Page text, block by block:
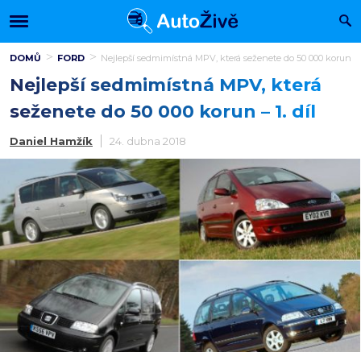
DOMŮ FORD Nejlepší sedmimístná MPV, která seženete do 50 000 korun –
Nejlepší sedmimístná MPV, která
seženete do 50 000 korun – 1. díl
Daniel Hamžík 24. dubna 2018